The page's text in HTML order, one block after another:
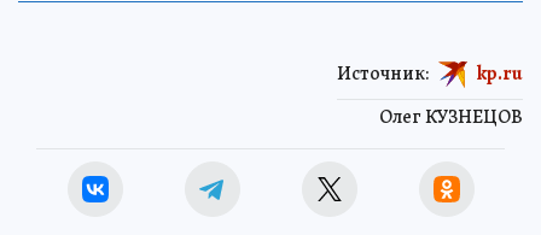
Олег КУЗНЕЦОВ
Источник: kp.ru